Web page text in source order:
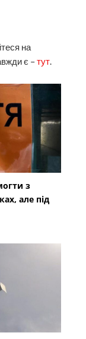
на
є –тут.
з
але під